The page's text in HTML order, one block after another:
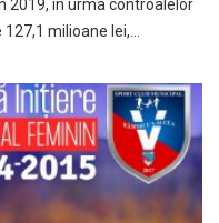
2019, în urma controalelor
milioane lei,…